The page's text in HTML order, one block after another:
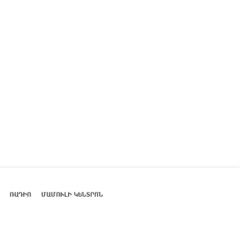
ՌԱԴԻՈ ՄԱՄՈՒԼԻ ԿԵՆՏՐՈՆ